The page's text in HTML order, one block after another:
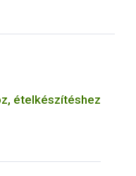
ételkészítéshez